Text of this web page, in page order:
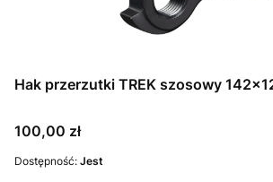
Hak przerzutki TREK szosowy
Cena
100,00 zł
Dostępność: Jest